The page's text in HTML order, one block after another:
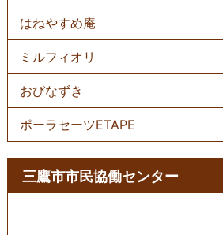
はねやすめ庵
ミルフィオリ
おびなずき
ポーラセーツETAPE
三鷹市市民協働センター